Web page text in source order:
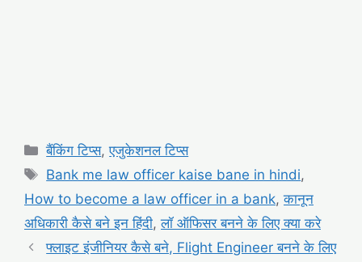
Categories
बैंकिंग टिप्स,एजुकेशनल टिप्स
Tags
Bank me law officer kaise bane in hindi,
How to become a law officer in a bank,कानून
अधिकारी कैसे बने इन हिंदी,लॉ ऑफिसर बनने के लिए क्या करे
फ्लाइट इंजीनियर कैसे बने, Flight Engineer बनने के लिए